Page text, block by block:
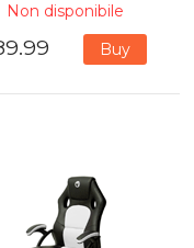
Non disponibile
Buy